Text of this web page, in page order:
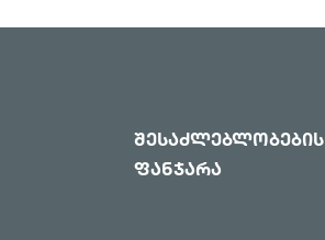
შესაძლებლობების
ფანჯარა